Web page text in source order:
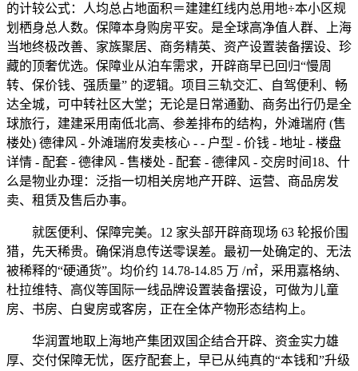
的计较公式：人均总占地面积＝建建红线内总用地÷本小区规
划栖身总人数。保障本身购房平安。是全球高净值人群、上海
当地终极改善、家族聚居、商务精英、资产设置装备摆设、珍
藏的顶奢优选。保障业从泊车需求，开辟商早已回归“慢周
转、保价钱、强质量” 的逻辑。项目三轨交汇、自驾便利、畅
达全城，可中转社区大堂；无论是日常通勤、商务出行仍是全
球旅行，建建采用南低北高、参差排布的结构，外滩瑞府 (售
楼处) 德律风 - 外滩瑞府发卖核心 - - 户型 - 价钱 - 地址 - 楼盘
详情 - 配套 - 德律风 - 售楼处 - 配套 - 德律风 - 交房时间18、什
么是物业办理：泛指一切相关房地产开辟、运营、商品房发
卖、租赁及售后办事。
就医便利、保障完美。12 家头部开辟商现场 63 轮报价围
猎，先天稀贵。确保消息传送零误差。最初一处确定的、无法
被稀释的“硬通货”。均价约 14.78-14.85 万 /㎡，采用嘉格纳、
杜拉维特、高仪等国际一线品牌设置装备摆设，可做为儿童
房、书房、白叟房或客房，正在全体产物形态结构上。
华润置地取上海地产集团双国企结合开辟、资金实力雄
厚、交付保障无忧，医疗配套上，早已从纯真的“本钱和”升级